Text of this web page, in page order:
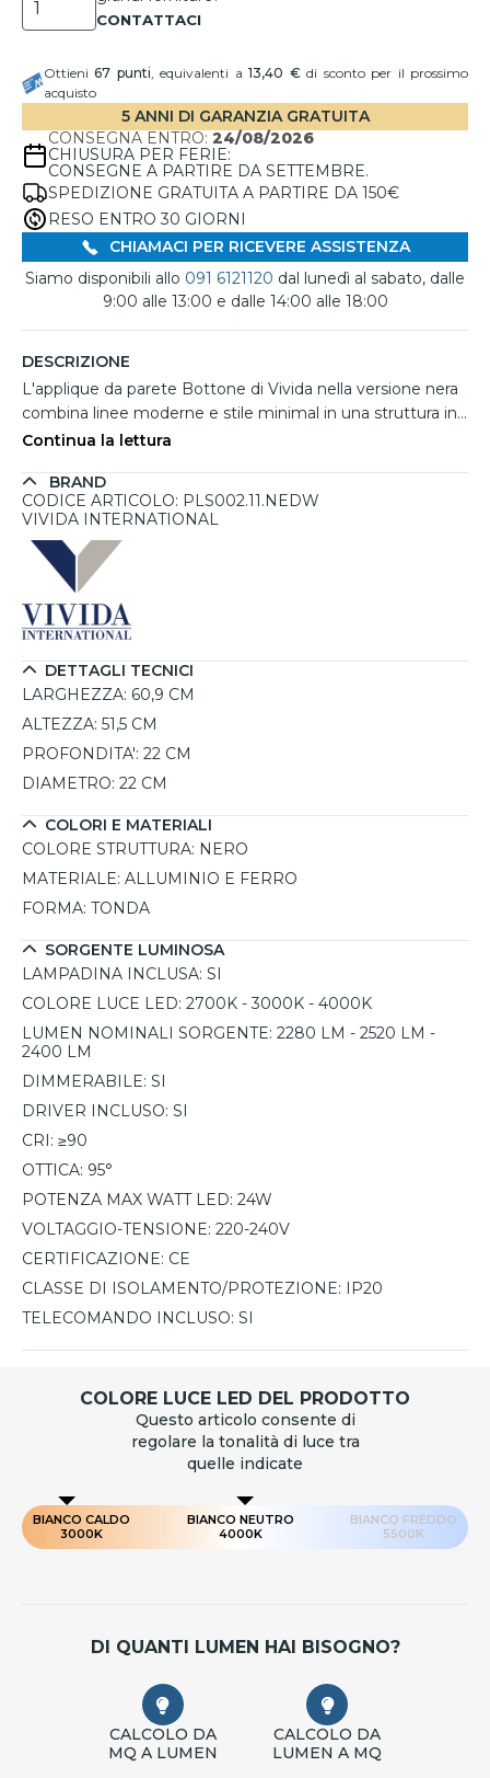
Ottieni67 punti, equivalenti a13,40 €di sconto per il prossimo
acquisto
5 ANNI DI GARANZIA GRATUITA
CONSEGNA ENTRO: 24/08/2026
CHIUSURA PER FERIE:
CONSEGNE A PARTIRE DA SETTEMBRE.
SPEDIZIONE GRATUITA A PARTIRE DA 150€
RESO ENTRO 30 GIORNI
CHIAMACI PER RICEVERE ASSISTENZA
Siamo disponibili allo 091 6121120 dal lunedì al sabato, dalle
9:00 alle 13:00 e dalle 14:00 alle 18:00
DESCRIZIONE
L'applique da parete Bottone di Vivida nella versione nera
combina linee moderne e stile minimal in una struttura in
alluminio con finitura soft touch dal forte impatto estetico.
che verso l'alto, creando un'illuminazione biemissione
accogliente e funzionale. Grazie al telecomando incluso è
tra 2700K, 3000K e 4000K, adattando facilmente la luce
ad ogni esigenza. Versatile anche nell'installazione, può
essere montata sia a punto luce che con presa corrente.
Continua la lettura
BRAND
CODICE ARTICOLO: PLS002.11.NEDW
VIVIDA INTERNATIONAL
DETTAGLI TECNICI
LARGHEZZA: 60,9 CM
ALTEZZA: 51,5 CM
PROFONDITA': 22 CM
DIAMETRO: 22 CM
COLORI E MATERIALI
COLORE STRUTTURA: NERO
MATERIALE: ALLUMINIO E FERRO
FORMA: TONDA
SORGENTE LUMINOSA
LAMPADINA INCLUSA: SI
COLORE LUCE LED: 2700K - 3000K - 4000K
LUMEN NOMINALI SORGENTE: 2280 LM - 2520 LM -
2400 LM
DIMMERABILE: SI
DRIVER INCLUSO: SI
CRI: ≥90
OTTICA: 95°
POTENZA MAX WATT LED: 24W
VOLTAGGIO-TENSIONE: 220-240V
CERTIFICAZIONE: CE
CLASSE DI ISOLAMENTO/PROTEZIONE:
IP20
TELECOMANDO INCLUSO: SI
COLORE LUCE LED DEL PRODOTTO
Questo articolo consente di
regolare la tonalità di luce tra
quelle indicate
BIANCO CALDO
3000K
BIANCO NEUTRO
4000K
BIANCO FREDDO
5500K
DI QUANTI LUMEN HAI BISOGNO?
CALCOLO DA
MQ A LUMEN
CALCOLO DA
LUMEN A MQ